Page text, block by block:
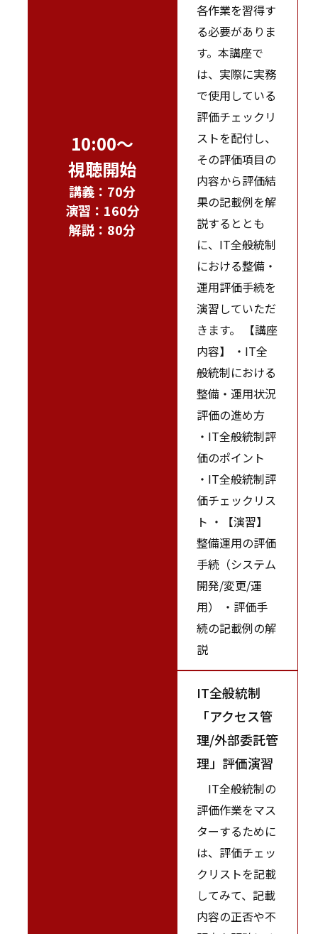
10:00～
視聴開始
講義：70分
演習：160分
解説：80分
各作業を習得す
る必要がありま
す。本講座で
は、実際に実務
で使用している
評価チェックリ
ストを配付し、
その評価項目の
内容から評価結
果の記載例を解
説するととも
に、IT全般統制
における整備・
運用評価手続を
演習していただ
きます。 【講座
内容】 ・IT全
般統制における
整備・運用状況
評価の進め方
・IT全般統制評
価のポイント
・IT全般統制評
価チェックリス
ト ・【演習】
整備運用の評価
手続（システム
開発/変更/運
用） ・評価手
続の記載例の解
説
IT全般統制
「アクセス管
理/外部委託管
理」評価演習
IT全般統制の
評価作業をマス
ターするために
は、評価チェッ
クリストを記載
してみて、記載
内容の正否や不